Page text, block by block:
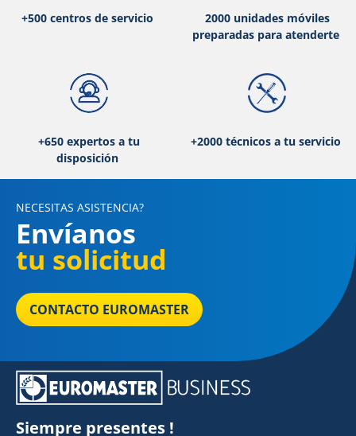
+500 centros de servicio
2000 unidades móviles
preparadas para atenderte
+650 expertos a tu
disposición
+2000 técnicos a tu servicio
NECESITAS ASISTENCIA?
Envíanos
tu solicitud
CONTACTO EUROMASTER
Siempre presentes !